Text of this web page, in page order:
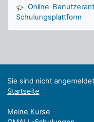
Online-
Schulungsplattform
Sie sind nicht
Startseite
Meine Kurse